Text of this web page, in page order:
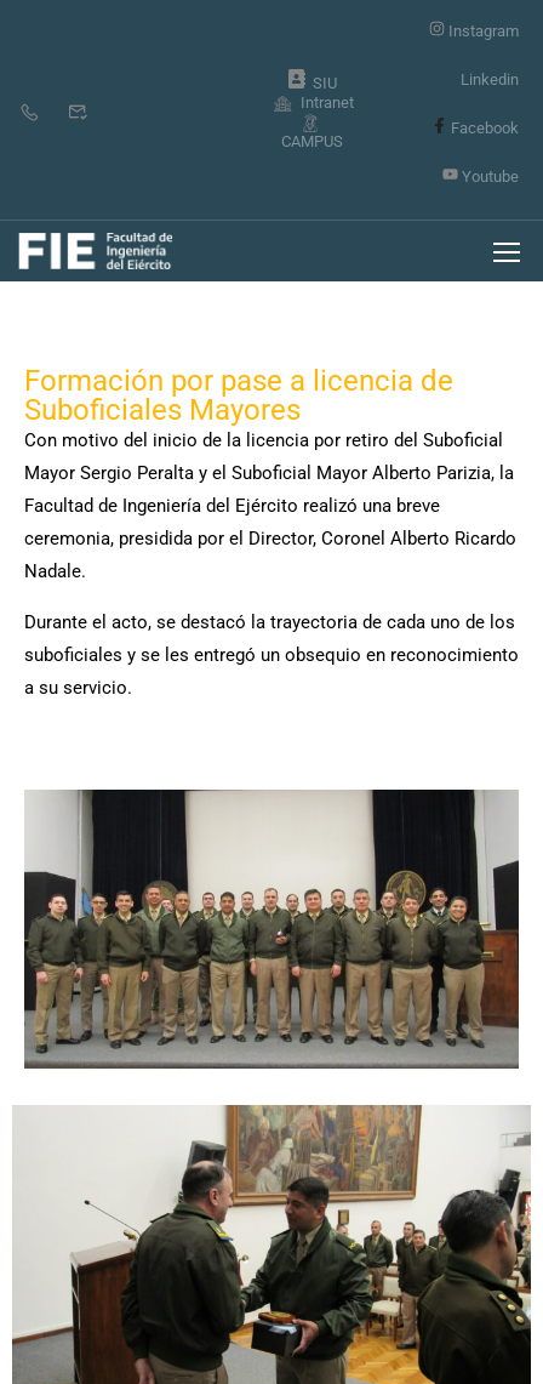
SIU
Intranet
CAMPUS
Instagram
Linkedin
Facebook
Youtube
Formación por pase a licencia de
Suboficiales Mayores
Con motivo del inicio de la licencia por retiro del Suboficial
Mayor Sergio Peralta y el Suboficial Mayor Alberto Parizia, la
Facultad de Ingeniería del Ejército realizó una breve
ceremonia, presidida por el Director, Coronel Alberto Ricardo
Nadale.
Durante el acto, se destacó la trayectoria de cada uno de los
suboficiales y se les entregó un obsequio en reconocimiento
a su servicio.